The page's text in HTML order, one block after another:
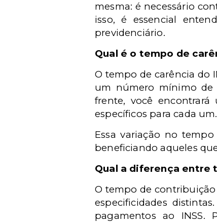
mesma: é necessário
isso, é essencial
previdenciário.
Qual é o tempo de
O tempo de carência do
um número mínimo de
frente, você
específicos para cada um.
Essa variação no
beneficiando aqueles
Qual a diferença entre
O tempo de
especificidades
pagamentos ao INSS.